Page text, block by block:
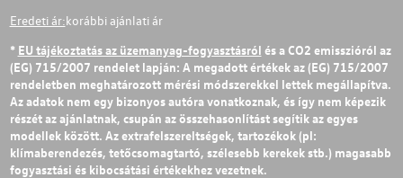
Eredeti ár:korábbi ajánlati ár
* EU tájékoztatás az üzemanyag-fogyasztásról és a CO2 emisszióról az
(EG) 715/2007 rendelet lapján: A megadott értékek az (EG) 715/2007
rendeletben meghatározott mérési módszerekkel lettek megállapítva.
Az adatok nem egy bizonyos autóra vonatkoznak, és így nem képezik
részét az ajánlatnak, csupán az összehasonlítást segítik az egyes
modellek között. Az extrafelszereltségek, tartozékok (pl:
klímaberendezés, tetőcsomagtartó, szélesebb kerekek stb.) magasabb
fogyasztási és kibocsátási értékekhez vezetnek.